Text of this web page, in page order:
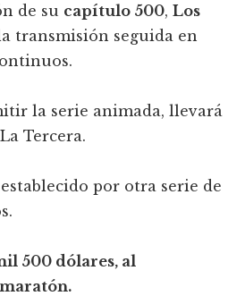
de su capítulo 500, Los
transmisión seguida en
la serie animada, llevará
Tercera.
por otra serie de
500 dólares, al